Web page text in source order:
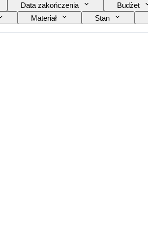
Data zakończenia Budżet
Materiał Stan
Język Kolor Seria